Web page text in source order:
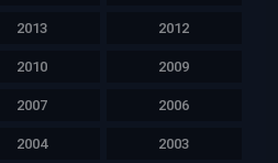
2013 2012
2010 2009
2007 2006
2004 2003